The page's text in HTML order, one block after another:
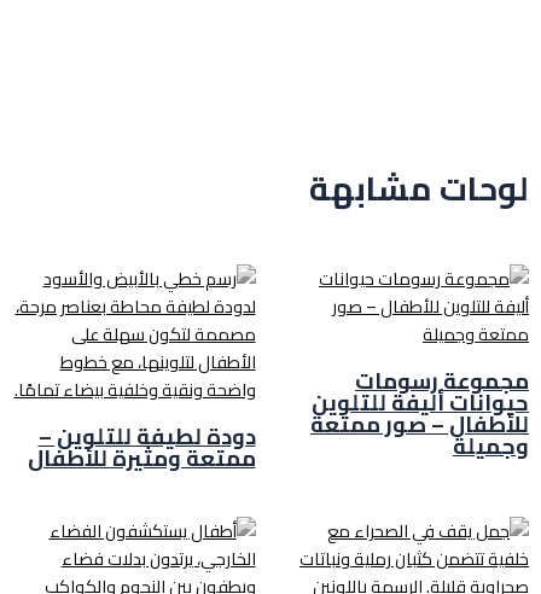
لوحات مشابهة
مجموعة رسومات
حيوانات أليفة للتلوين
للأطفال – صور ممتعة
وجميلة دودة لطيفة للتلوين –
ممتعة ومثيرة للأطفال